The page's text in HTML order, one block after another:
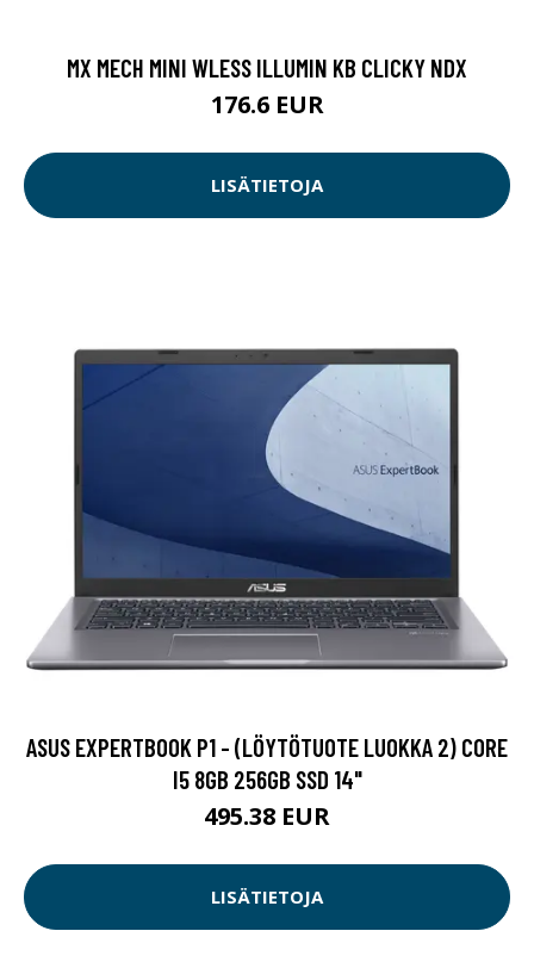
MX MECH MINI WLESS ILLUMIN KB CLICKY NDX
176.6 EUR
LISÄTIETOJA
ASUS EXPERTBOOK P1 - (LÖYTÖTUOTE LUOKKA 2) CORE
I5 8GB 256GB SSD 14"
495.38 EUR
LISÄTIETOJA